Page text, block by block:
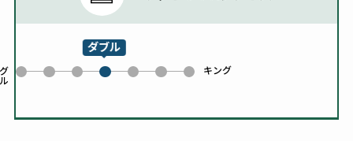
ル
0 1
2
3
ダブル
4 5 キング
6